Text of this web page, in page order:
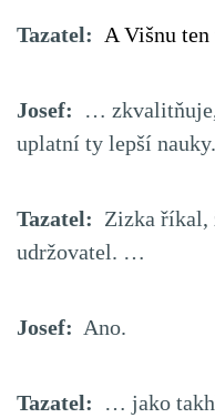
Tazatel: A Višnu
Josef: …
uplatní ty lepší nauky.
Tazatel: Zizka říkal,
udržovatel. …
Josef: Ano.
Tazatel: … jako